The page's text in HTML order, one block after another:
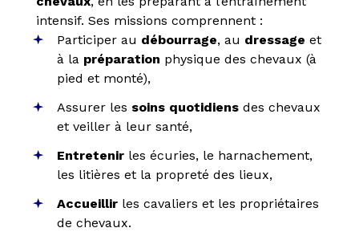
intensif. Ses missions comprennent :
Participer au débourrage, au dressage et
à la préparation physique des chevaux (à
pied et monté),
Assurer les soins quotidiensdes chevaux
et veiller à leur santé,
Entretenirles écuries, le harnachement,
les litières et la propreté des lieux,
Accueillirles cavaliers et les propriétaires
de chevaux.